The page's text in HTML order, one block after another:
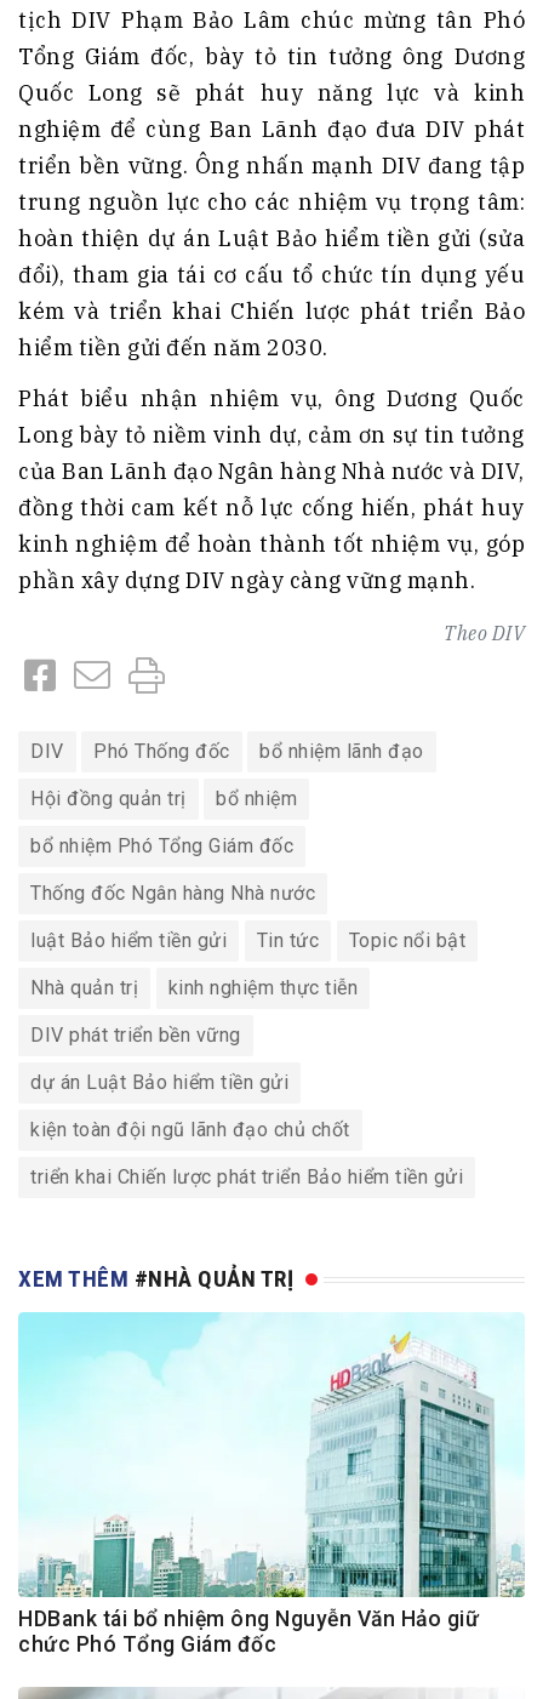
tịch DIV Phạm Bảo Lâm chúc mừng tân Phó
Tổng Giám đốc, bày tỏ tin tưởng ông Dương
Quốc Long sẽ phát huy năng lực và kinh
nghiệm để cùng Ban Lãnh đạo đưa DIV phát
triển bền vững. Ông nhấn mạnh DIV đang tập
trung nguồn lực cho các nhiệm vụ trọng tâm:
hoàn thiện dự án Luật Bảo hiểm tiền gửi (sửa
đổi), tham gia tái cơ cấu tổ chức tín dụng yếu
kém và triển khai Chiến lược phát triển Bảo
hiểm tiền gửi đến năm 2030.
Phát biểu nhận nhiệm vụ, ông Dương Quốc
Long bày tỏ niềm vinh dự, cảm ơn sự tin tưởng
của Ban Lãnh đạo Ngân hàng Nhà nước và DIV,
đồng thời cam kết nỗ lực cống hiến, phát huy
kinh nghiệm để hoàn thành tốt nhiệm vụ, góp
phần xây dựng DIV ngày càng vững mạnh.
TheoDIV
DIV Phó Thống đốc bổ nhiệm lãnh đạo
Hội đồng quản trị bổ nhiệm
bổ nhiệm Phó Tổng Giám đốc
Thống đốc Ngân hàng Nhà nước
luật Bảo hiểm tiền gửi Tin tức Topic nổi bật
Nhà quản trị kinh nghiệm thực tiễn
DIV phát triển bền vững
dự án Luật Bảo hiểm tiền gửi
kiện toàn đội ngũ lãnh đạo chủ chốt
triển khai Chiến lược phát triển Bảo hiểm tiền gửi
XEM THÊM #NHÀ QUẢN TRỊ
HDBank tái bổ nhiệm ông Nguyễn Văn Hảo giữ
chức Phó Tổng Giám đốc